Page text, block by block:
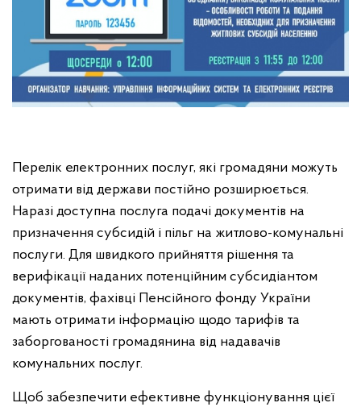
Перелік електронних послуг, які громадяни можуть
отримати від держави постійно розширюється.
Наразі доступна послуга подачі документів на
призначення субсидій і пільг на житлово-комунальні
послуги. Для швидкого прийняття рішення та
верифікації наданих потенційним субсидіантом
документів, фахівці Пенсійного фонду України
мають отримати інформацію щодо тарифів та
заборгованості громадянина від надавачів
комунальних послуг.
Щоб забезпечити ефективне функціонування цієї